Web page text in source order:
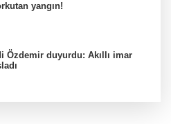
yangın!
Özdemir duyurdu: Akıllı imar